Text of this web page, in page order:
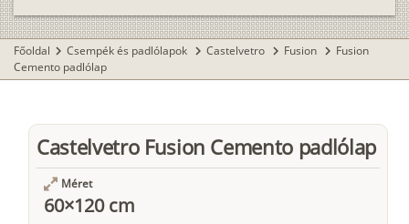
Főoldal chevron_right Csempék és padlólapok chevron_right Castelvetro chevron_right Fusion chevron_right Fusion
Cemento padlólap
Castelvetro Fusion Cemento padlólap
Méret
60×120 cm